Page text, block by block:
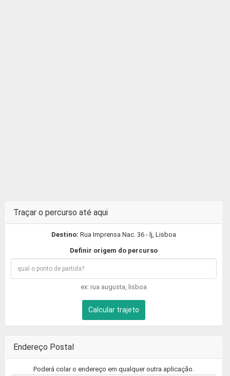
Traçar o percurso até aqui
Destino: Rua Imprensa Nac. 36 - lj, Lisboa
Definir origem do percurso
ex: rua augusta, lisboa
Calcular trajeto
Endereço Postal
Poderá colar o endereço em qualquer outra aplicação.